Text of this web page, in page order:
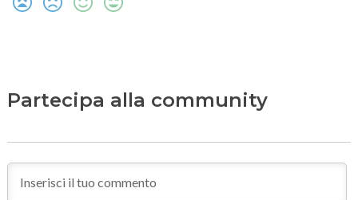
Partecipa alla community